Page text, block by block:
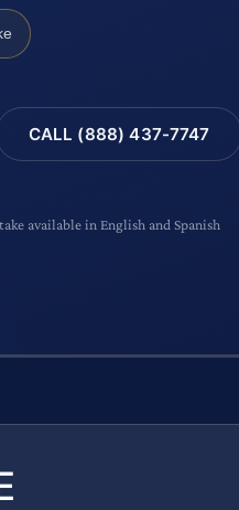
CALL (888) 437-7747
available in English and Spanish